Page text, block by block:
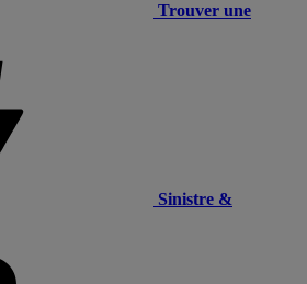
Trouver une
Sinistre &